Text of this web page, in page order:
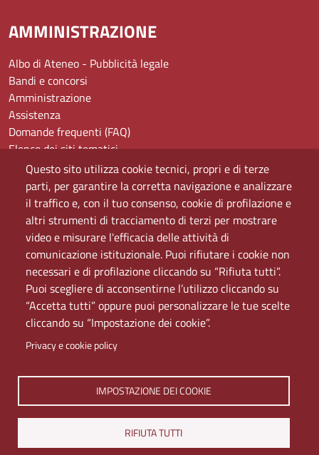
Questo sito utilizza cookie tecnici, propri e di terze
parti, per garantire la corretta navigazione e analizzare
il traffico e, con il tuo consenso, cookie di profilazione e
altri strumenti di tracciamento di terzi per mostrare
video e misurare l'efficacia delle attività di
comunicazione istituzionale. Puoi rifiutare i cookie non
necessari e di profilazione cliccando su “Rifiuta tutti”.
Puoi scegliere di acconsentirne l’utilizzo cliccando su
“Accetta tutti” oppure puoi personalizzare le tue scelte
cliccando su “Impostazione dei cookie”.
Privacy e cookie policy
IMPOSTAZIONE DEI COOKIE
RIFIUTA TUTTI
AMMINISTRAZIONE
Albo di Ateneo - Pubblicità legale
Bandi e concorsi
Amministrazione
Assistenza
Domande frequenti (FAQ)
Elenco dei siti tematici
Mappa del sito
PEC
Rete Wi-Fi Eduroam
Servizio Proxy
Guida all’uso del portale
Università di Napoli L'Orientale. Palazzo Du Mesnil -
Via Chiatamone 61/62 - 80121 Napoli
Tel. +390816909000 | Partita IVA 00297640633 | PEC:
ateneo@pec.unior.it